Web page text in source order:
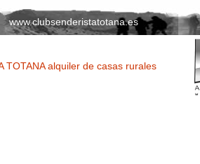
www.clubsenderistatotana.es
TOTANA alquiler de casas rurales